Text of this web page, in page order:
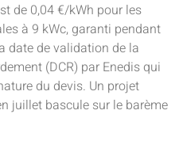
de 0,04 €/kWh pour les
à 9 kWc, garanti pendant
date de validation de la
(DCR) par Enedis qui
du devis. Un projet
juillet bascule sur le barème